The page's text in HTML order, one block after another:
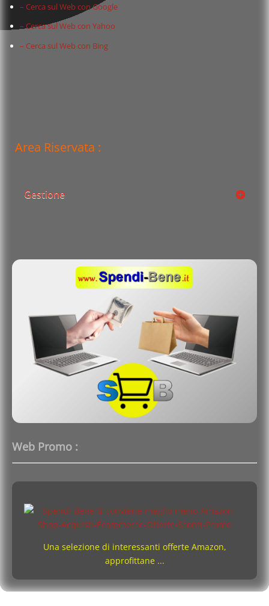
– Cerca sul Web con Google
– Cerca sul Web con Yahoo
– Cerca sul Web con Bing
Area Riservata :
Gestione
Web Promo :
Una selezione di interessanti offerte Amazon,
approfittane ...